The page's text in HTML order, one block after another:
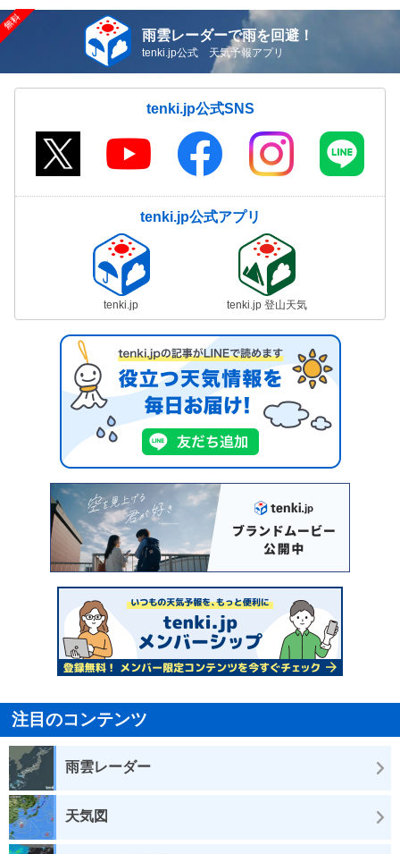
雨雲レーダーで雨を回避！
tenki.jp公式 天気予報アプリ
tenki.jp公式SNS
tenki.jp公式アプリ
tenki.jp tenki.jp 登山天気
注目のコンテンツ
雨雲レーダー
天気図